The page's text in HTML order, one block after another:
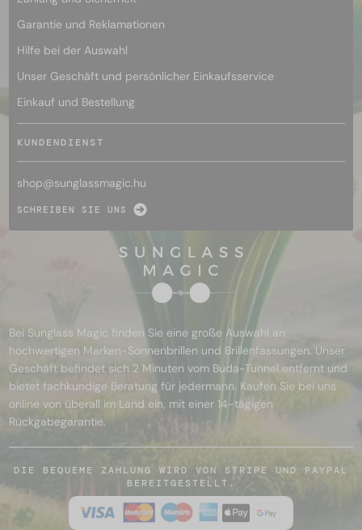
Garantie und Reklamationen
Hilfe bei der Auswahl
Unser Geschäft und persönlicher Einkaufsservice
Einkauf und Bestellung
KUNDENDIENST
shop@sunglassmagic.hu
SCHREIBEN SIE UNS
Bei Sunglass Magic finden Sie eine große Auswahl an
hochwertigen Marken-Sonnenbrillen und Brillenfassungen. Unser
Geschäft befindet sich 2 Minuten vom Buda-Tunnel entfernt und
bietet fachkundige Beratung für jedermann. Kaufen Sie bei uns
online von überall im Land ein, mit einer 14-tägigen
Rückgabegarantie.
DIE BEQUEME ZAHLUNG WIRD VON STRIPE UND PAYPAL
BEREITGESTELLT.